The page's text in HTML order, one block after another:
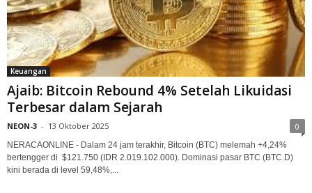
Keuangan
Ajaib: Bitcoin Rebound 4% Setelah Likuidasi
Terbesar dalam Sejarah
NEON-3 - 13 Oktober 2025 0
NERACAONLINE - Dalam 24 jam terakhir, Bitcoin (BTC) melemah +4,24%
bertengger di $121.750 (IDR 2.019.102.000). Dominasi pasar BTC (BTC.D)
kini berada di level 59,48%,...